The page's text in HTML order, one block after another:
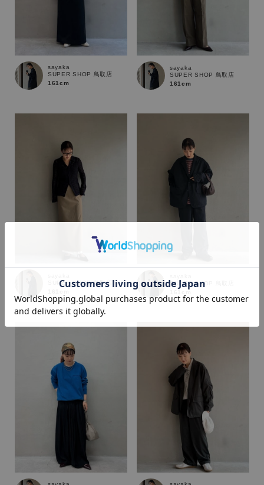
商品タイプ
通常商品 予約商品
WEB限定
sayaka
SUPER SHOP 鳥取店
161cm
sayaka
SUPER SHOP 鳥取店
161cm
SUPER SHOP 鳥取店
SUPER SHOP 鳥取店